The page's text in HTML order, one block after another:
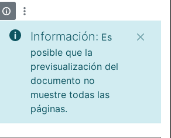
Información: Es
posible que la
previsualización del
documento no
muestre todas las
páginas.